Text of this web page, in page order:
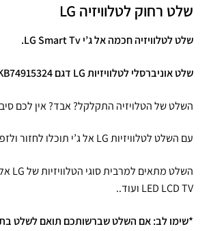
שלט רחוק לטלוויזיה LG
שלט לטלוויזיה חכמה אל ג’י LG Smart Tv.
שלט אוניברסלי לטלוויזיות LG דגם AKB74915324.
השלט של הטלויזיה התקלקל? אבד? אין לכם
עם השלט לטלוויזיות LG אל ג’י תוכלו לחזור ולזפזפ!
LED LCD TV ועוד..